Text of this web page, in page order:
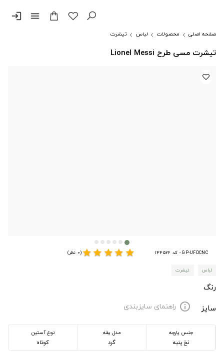
menu
login
صفحه اصلی محصولات لباس تیشرت
تیشرت مسی طرح Lionel Messi
GP-UFDCNC - کد 144522 star
star
star
star
star(0 نظر)
لباس تیشرت
رنگ
سایز
info راهنمای سایزبندی
جنس پارچه
نخ پنبه
مدل یقه
گرد
نوع آستین
کوتاه